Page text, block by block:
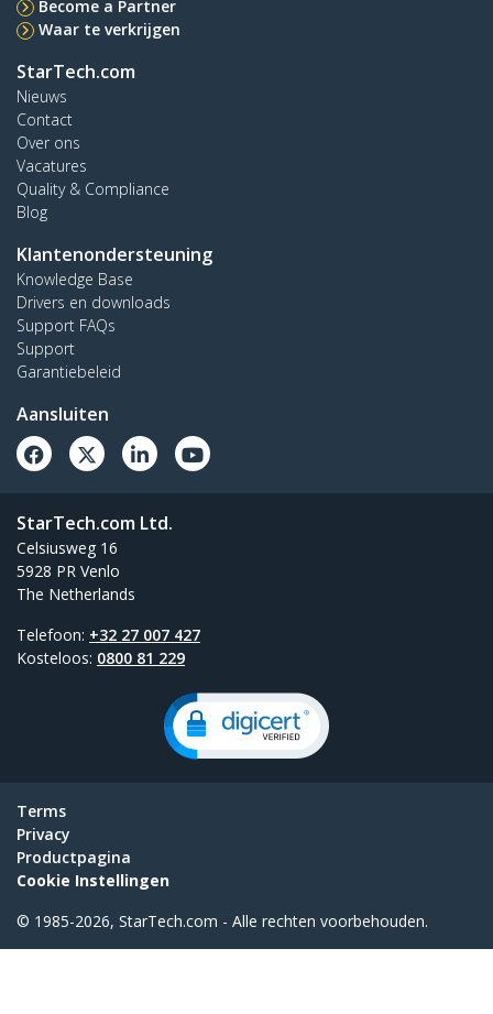
Become a Partner
Waar te verkrijgen
StarTech.com
Nieuws
Contact
Over ons
Vacatures
Quality & Compliance
Blog
Klantenondersteuning
Knowledge Base
Drivers en downloads
Support FAQs
Support
Garantiebeleid
Aansluiten
StarTech.com Ltd.
Celsiusweg 16
5928 PR Venlo
The Netherlands
Telefoon: +32 27 007 427
Kosteloos: 0800 81 229
Terms
Privacy
Productpagina
Cookie Instellingen
© 1985-2026, StarTech.com - Alle rechten voorbehouden.